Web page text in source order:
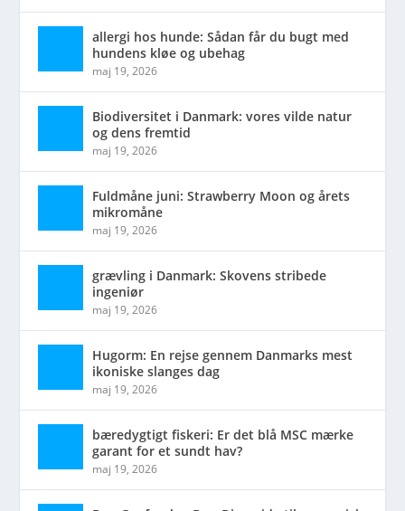
allergi hos hunde: Sådan får du bugt med
hundens kløe og ubehag
maj 19, 2026
Biodiversitet i Danmark: vores vilde natur
og dens fremtid
maj 19, 2026
Fuldmåne juni: Strawberry Moon og årets
mikromåne
maj 19, 2026
grævling i Danmark: Skovens stribede
ingeniør
maj 19, 2026
Hugorm: En rejse gennem Danmarks mest
ikoniske slanges dag
maj 19, 2026
bæredygtigt fiskeri: Er det blå MSC mærke
garant for et sundt hav?
maj 19, 2026